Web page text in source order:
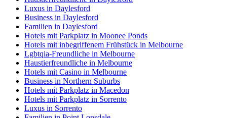
Luxus in Daylesford
Business in Daylesford
Familien in Daylesford
Hotels mit Parkplatz in Moonee Ponds
Hotels mit inbegriffenem Frühstück in Melbourne
Lgbtqia-Freundliche in Melbourne
Haustierfreundliche in Melbourne
Hotels mit Casino in Melbourne
Business in Northern Suburbs
Hotels mit Parkplatz in Macedon
Hotels mit Parkplatz in Sorrento
Luxus in Sorrento